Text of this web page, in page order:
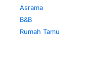
Asrama
B&B
Rumah Tamu